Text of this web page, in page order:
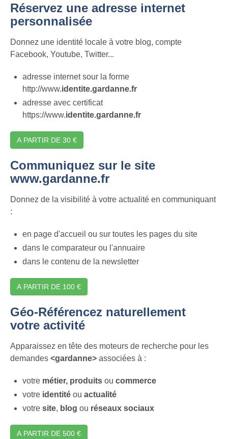
Réservez une adresse internet
personnalisée
Donnez une identité locale à votre blog, compte
Facebook, Youtube, Twitter...
adresse internet sour la forme
http://www.identite.gardanne.fr
adresse avec certificat
https://www.identite.gardanne.fr
A PARTIR DE 30 €
Communiquez sur le site
www.gardanne.fr
Donnez de la visibilité à votre actualité en communiquant
:
en page d'accueil ou sur toutes les pages du site
dans le comparateur ou l'annuaire
dans le contenu de la newsletter
A PARTIR DE 100 €
Géo-Référencez naturellement
votre activité
Apparaissez en tête des moteurs de recherche pour les
demandes <gardanne> associées à :
votre métier, produits ou commerce
votre identité ou actualité
votre site, blog ou réseaux sociaux
A PARTIR DE 500 €